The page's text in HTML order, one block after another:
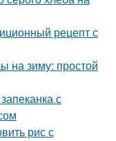
рецепт с
на зиму: простой
с
рис с